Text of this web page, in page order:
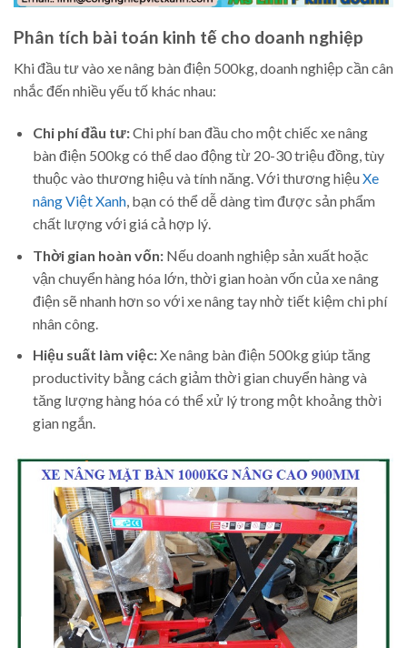
Phân tích bài toán kinh tế cho doanh nghiệp
Khi đầu tư vào xe nâng bàn điện 500kg, doanh nghiệp cần cân
nhắc đến nhiều yếu tố khác nhau:
Chi phí đầu tư:Chi phí ban đầu cho một chiếc xe nâng
bàn điện 500kg có thể dao động từ 20-30 triệu đồng, tùy
thuộc vào thương hiệu và tính năng. Với thương hiệuXe
nâng Việt Xanh, bạn có thể dễ dàng tìm được sản phẩm
chất lượng với giá cả hợp lý.
Thời gian hoàn vốn:Nếu doanh nghiệp sản xuất hoặc
vận chuyển hàng hóa lớn, thời gian hoàn vốn của xe nâng
điện sẽ nhanh hơn so với xe nâng tay nhờ tiết kiệm chi phí
nhân công.
Hiệu suất làm việc:Xe nâng bàn điện 500kg giúp tăng
productivity bằng cách giảm thời gian chuyển hàng và
tăng lượng hàng hóa có thể xử lý trong một khoảng thời
gian ngắn.